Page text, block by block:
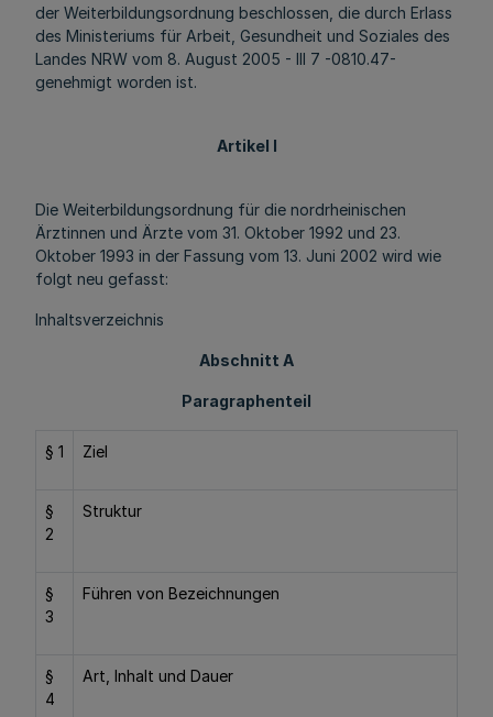
der Weiterbildungsordnung beschlossen, die durch Erlass
des Ministeriums für Arbeit, Gesundheit und Soziales des
Landes NRW vom 8. August 2005 - III 7 -0810.47-
genehmigt worden ist.
Artikel I
Die Weiterbildungsordnung für die nordrheinischen
Ärztinnen und Ärzte vom 31. Oktober 1992 und 23.
Oktober 1993 in der Fassung vom 13. Juni 2002 wird wie
folgt neu gefasst:
Inhaltsverzeichnis
Abschnitt A
Paragraphenteil
§ 1 Ziel
§
2
Struktur
§
3
Führen von Bezeichnungen
§
4
Art, Inhalt und Dauer